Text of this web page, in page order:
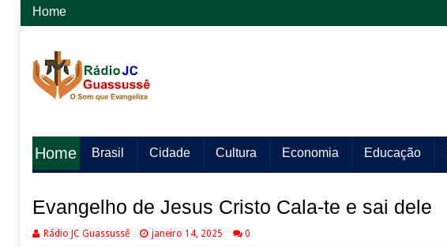
Home
Home Brasil Cidade Cultura Economia Educação
Evangelho de Jesus Cristo Cala-te e sai dele
Rádio JC Guassussê janeiro 14, 2025 0